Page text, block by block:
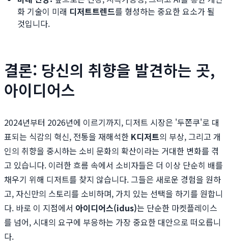
화 기술이 미래 디저트트렌드를 형성하는 중요한 요소가 될
것입니다.
결론: 당신의 취향을 발견하는 곳,
아이디어스
2024년부터 2026년에 이르기까지, 디저트 시장은 '두쫀쿠'로 대
표되는 식감의 혁신, 전통을 재해석한 K디저트의 부상, 그리고 개
인의 취향을 중시하는 소비 문화의 확산이라는 거대한 변화를 겪
고 있습니다. 이러한 흐름 속에서 소비자들은 더 이상 단순히 배를
채우기 위해 디저트를 찾지 않습니다. 그들은 새로운 경험을 원하
고, 자신만의 스토리를 소비하며, 가치 있는 선택을 하기를 원합니
다. 바로 이 지점에서 아이디어스(idus)는 단순한 마켓플레이스
를 넘어, 시대의 요구에 부응하는 가장 중요한 대안으로 떠오릅니
다.